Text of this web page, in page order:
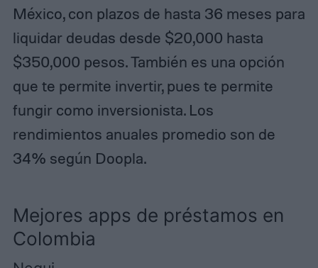
México, con plazos de hasta 36 meses para
liquidar deudas desde $20,000 hasta
$350,000 pesos. También es una opción
que te permite invertir, pues te permite
fungir como inversionista. Los
rendimientos anuales promedio son de
34% según Doopla.
Mejores apps de préstamos en
Colombia